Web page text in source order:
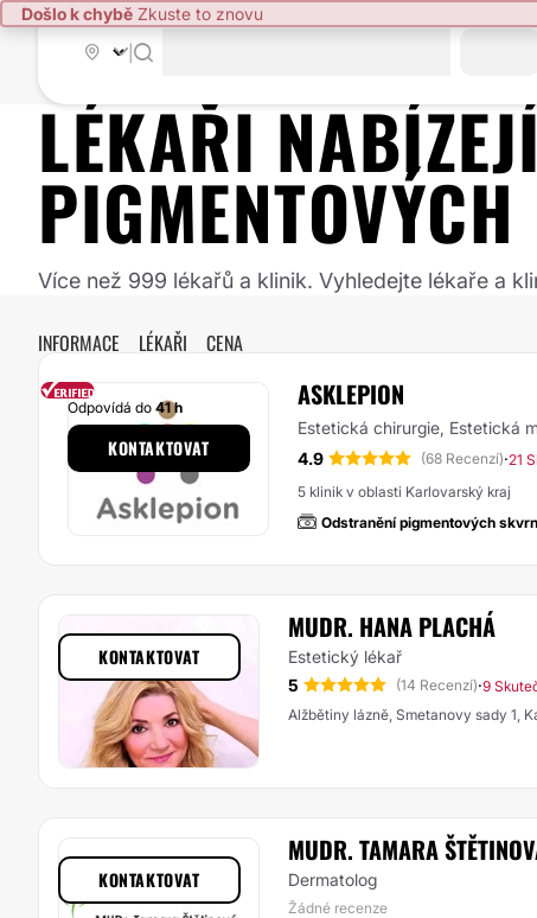
Došlo k chybě Zkuste to znovu
LÉKAŘI
Více než 999 lékařů a klinik. Vyhledejte lékaře a
INFORMACE LÉKAŘI CENA
ASKLEPION
Estetická chirurgie, Estetická
4.9
(68 Recenzí)·21
5 klinik v oblasti Karlovarský kraj
Odstranění pigmentových skvrn
Odpovídá do 41 h
KONTAKTOVAT
MUDR. HANA PLACHÁ
Estetický lékař
5
(14 Recenzí)·9
Alžbětiny lázně, Smetanovy sady 1,
KONTAKTOVAT
MUDR. TAMARA
Dermatolog
Žádné recenze
KONTAKTOVAT